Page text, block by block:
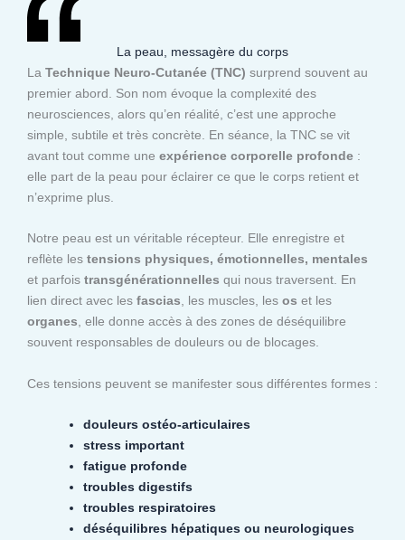
La peau, messagère du corps
La Technique Neuro-Cutanée (TNC) surprend souvent au
premier abord. Son nom évoque la complexité des
neurosciences, alors qu’en réalité, c’est une approche
simple, subtile et très concrète. En séance, la TNC se vit
avant tout comme une expérience corporelle profonde :
elle part de la peau pour éclairer ce que le corps retient et
n’exprime plus.
Notre peau est un véritable récepteur. Elle enregistre et
reflète les tensions physiques, émotionnelles, mentales
et parfois transgénérationnelles qui nous traversent. En
lien direct avec les fascias, les muscles, les os et les
organes, elle donne accès à des zones de déséquilibre
souvent responsables de douleurs ou de blocages.
Ces tensions peuvent se manifester sous différentes formes :
douleurs ostéo-articulaires
stress important
fatigue profonde
troubles digestifs
troubles respiratoires
déséquilibres hépatiques ou neurologiques